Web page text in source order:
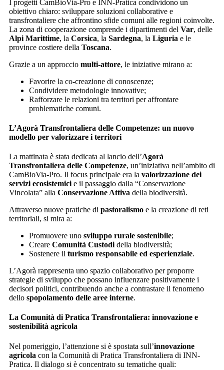
I progetti CamBioVia-Pro e INN-Pratica condividono un
obiettivo chiaro: sviluppare soluzioni collaborative e
transfrontaliere che affrontino sfide comuni alle regioni coinvolte.
La zona di cooperazione comprende i dipartimenti del Var, delle
Alpi Marittime, la Corsica, la Sardegna, la Liguria e le
province costiere della Toscana.
Grazie a un approccio multi-attore, le iniziative mirano a:
Favorire la co-creazione di conoscenze;
Condividere metodologie innovative;
Rafforzare le relazioni tra territori per affrontare
problematiche comuni.
L’Agorà Transfrontaliera delle Competenze: un nuovo
modello per valorizzare i territori
La mattinata è stata dedicata al lancio dell’Agorà
Transfrontaliera delle Competenze, un’iniziativa nell’ambito di
CamBioVia-Pro. Il focus principale era la valorizzazione dei
servizi ecosistemici e il passaggio dalla “Conservazione
Vincolata” alla Conservazione Attiva della biodiversità.
Attraverso nuove pratiche di pastoralismo e la creazione di reti
territoriali, si mira a:
Promuovere uno sviluppo rurale sostenibile;
Creare Comunità Custodi della biodiversità;
Sostenere il turismo responsabile ed esperienziale.
L’Agorà rappresenta uno spazio collaborativo per proporre
strategie di sviluppo che possano influenzare positivamente i
decisori politici, contribuendo anche a contrastare il fenomeno
dello spopolamento delle aree interne.
La Comunità di Pratica Transfrontaliera: innovazione e
sostenibilità agricola
Nel pomeriggio, l’attenzione si è spostata sull’innovazione
agricola con la Comunità di Pratica Transfrontaliera di INN-
Pratica. Il dialogo si è concentrato su tematiche quali: